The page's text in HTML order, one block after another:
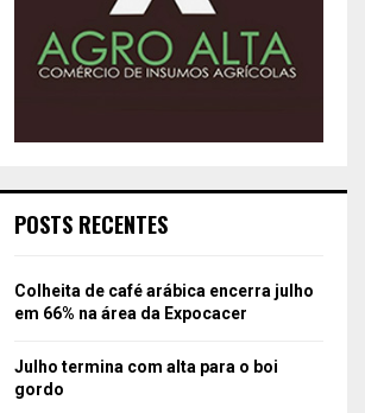
POSTS RECENTES
Colheita de café arábica encerra julho
em 66% na área da Expocacer
Julho termina com alta para o boi
gordo